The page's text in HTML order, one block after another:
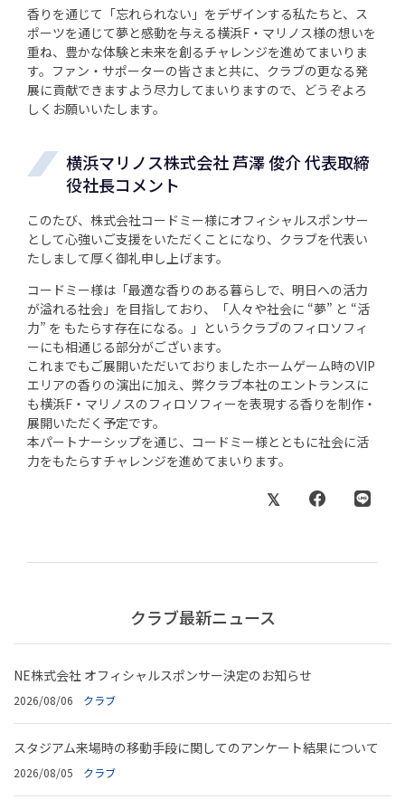
香りを通じて「忘れられない」をデザインする私たちと、ス
ポーツを通じて夢と感動を与える横浜F・マリノス様の想いを
重ね、豊かな体験と未来を創るチャレンジを進めてまいりま
す。ファン・サポーターの皆さまと共に、クラブの更なる発
展に貢献できますよう尽力してまいりますので、どうぞよろ
しくお願いいたします。
横浜マリノス株式会社 芦澤 俊介 代表取締
役社長コメント
このたび、株式会社コードミー様にオフィシャルスポンサー
として心強いご支援をいただくことになり、クラブを代表い
たしまして厚く御礼申し上げます。
コードミー様は「最適な香りのある暮らしで、明日への活力
が溢れる社会」を目指しており、「人々や社会に “夢” と “活
力” を もたらす存在になる。」というクラブのフィロソフィ
ーにも相通じる部分がございます。
これまでもご展開いただいておりましたホームゲーム時のVIP
エリアの香りの演出に加え、弊クラブ本社のエントランスに
も横浜F・マリノスのフィロソフィーを表現する香りを制作・
展開いただく予定です。
本パートナーシップを通じ、コードミー様とともに社会に活
力をもたらすチャレンジを進めてまいります。
クラブ最新ニュース
NE株式会社 オフィシャルスポンサー決定のお知らせ
2026/08/06 クラブ
スタジアム来場時の移動手段に関してのアンケート結果について
2026/08/05 クラブ